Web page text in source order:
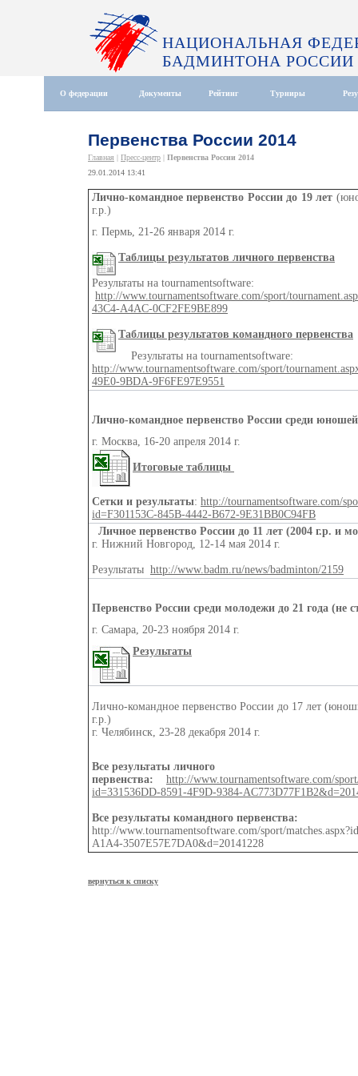
НАЦИОНАЛЬНАЯ
БАДМИНТОНА РОССИИ
О федерации Документы Рейтинг Турниры
Первенства России 2014
Главная | Пресс-центр | Первенства России 2014
29.01.2014 13:41
Лично-командное первенство России до 19 лет
г.р.)
г. Пермь, 21-26 января 2014 г.
Таблицы результатов личного первенства
Результаты на tournamentsoftware:
http://www.tournamentsoftware.com/sport/
43C4-A4AC-0CF2FE9BE899
Таблицы результатов командного первенства
Результаты на tournamentsoftware:
http://www.tournamentsoftware.com/sport/
49E0-9BDA-9F6FE97E9551
Лично-командное первенство России среди
г. Москва, 16-20 апреля 2014 г.
Итоговые таблицы
Сетки и результаты: http://tournamentsoftware.com/
id=F301153C-845B-4442-B672-9E31BB0C94FB
Личное первенство России до 11 лет (2004 г.р. и
г. Нижний Новгород, 12-14 мая 2014 г.
Результаты http://www.badm.ru/news/badminton/2159
Первенство России среди молодежи до 21 года (не
г. Самара, 20-23 ноября 2014 г.
Результаты
Лично-командное первенство России до 17 лет
г.р.)
г. Челябинск, 23-28 декабря 2014 г.
Все результаты личного
первенства:
http://www.tournamentsoftware.com/
id=331536DD-8591-4F9D-9384-
Все результаты командного первенства:
http://www.tournamentsoftware.com/sport/
A1A4-3507E57E7DA0&d=20141228
вернуться к списку